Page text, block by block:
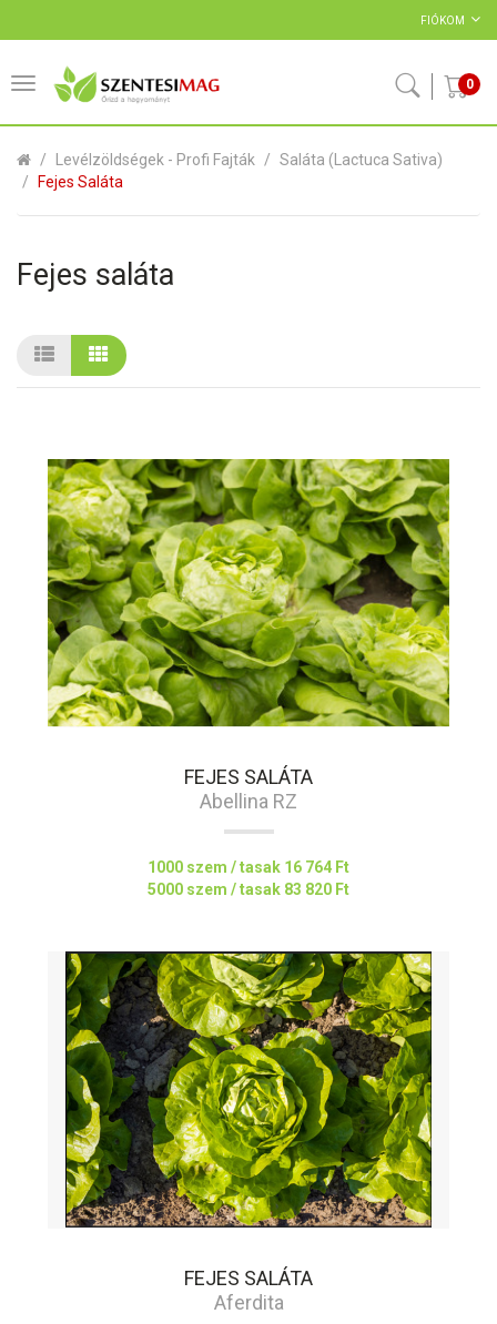
FIÓKOM
0
Levélzöldségek - Profi Fajták
Saláta (Lactuca Sativa)
Fejes Saláta
Fejes saláta
FEJES SALÁTA
Abellina RZ
1000 szem / tasak 16 764 Ft
5000 szem / tasak 83 820 Ft
FEJES SALÁTA
Aferdita